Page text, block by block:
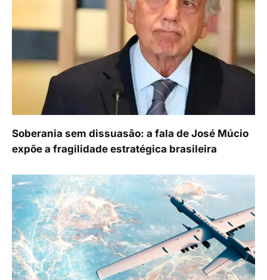
Soberania sem dissuasão: a fala de José Múcio
expõe a fragilidade estratégica brasileira